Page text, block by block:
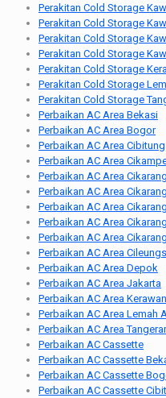
Perakitan Cold Storage
Perakitan Cold Storage
Perakitan Cold Storage
Perakitan Cold Storage
Perakitan Cold Storage
Perakitan Cold Storage
Perakitan Cold Storage
Perbaikan AC Area Bekasi
Perbaikan AC Area Bogor
Perbaikan AC Area Cibitung
Perbaikan AC Area
Perbaikan AC Area Cikarang
Perbaikan AC Area
Perbaikan AC Area
Perbaikan AC Area
Perbaikan AC Area
Perbaikan AC Area
Perbaikan AC Area Depok
Perbaikan AC Area Jakarta
Perbaikan AC Area
Perbaikan AC Area Lemah
Perbaikan AC Area
Perbaikan AC Cassette
Perbaikan AC Cassette
Perbaikan AC Cassette
Perbaikan AC Cassette